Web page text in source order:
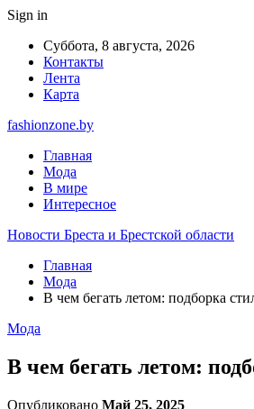
Sign in
Суббота, 8 августа, 2026
Контакты
Лента
Карта
fashionzone.by
Главная
Мода
В мире
Интересное
Новости Бреста и Брестской области
Главная
Мода
В чем бегать летом: подборка
Мода
В чем бегать летом:
Опубликовано Май 25, 2025